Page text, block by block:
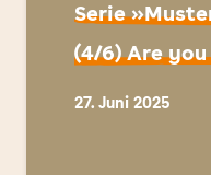
Serie
(4/6) Are
27. Juni 2025